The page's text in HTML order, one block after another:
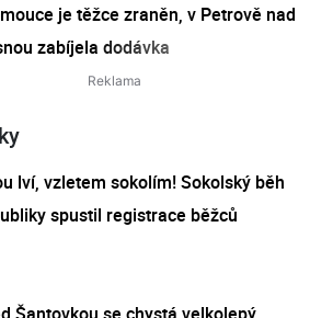
je těžce zraněn, v Petrově nad
zabíjela dodávka
lví, vzletem sokolím! Sokolský běh
spustil registrace běžců